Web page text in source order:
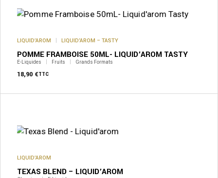
LIQUID’AROM LIQUID’AROM – TASTY
POMME FRAMBOISE 50ML- LIQUID’AROM TASTY
E-Liquides Fruits Grands Formats
18,90 €TTC
LIQUID’AROM
TEXAS BLEND – LIQUID’AROM
variations.
peuvent
choisies